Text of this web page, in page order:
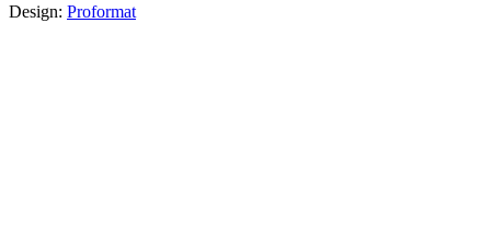
Design: Proformat